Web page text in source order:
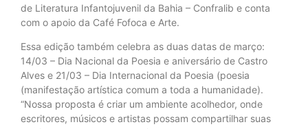
de Literatura Infantojuvenil da Bahia – Confralib e conta
com o apoio da Café Fofoca e Arte.
Essa edição também celebra as duas datas de março:
14/03 – Dia Nacional da Poesia e aniversário de Castro
Alves e 21/03 – Dia Internacional da Poesia (poesia
(manifestação artística comum a toda a humanidade).
“Nossa proposta é criar um ambiente acolhedor, onde
escritores, músicos e artistas possam compartilhar suas